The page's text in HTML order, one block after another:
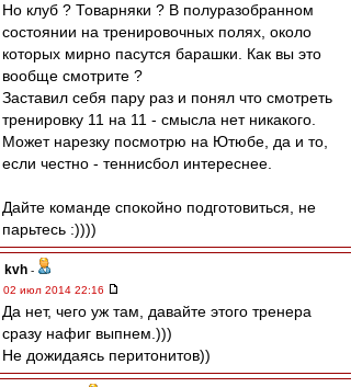
Но клуб ? Товарняки ? В полуразобранном
состоянии на тренировочных полях, около
которых мирно пасутся барашки. Как вы это
вообще смотрите ?
Заставил себя пару раз и понял что смотреть
тренировку 11 на 11 - смысла нет никакого.
Может нарезку посмотрю на Ютюбе, да и то,
если честно - теннисбол интереснее.
Дайте команде спокойно подготовиться, не
парьтесь :))))
kvh -
02 июл 2014 22:16
Да нет, чего уж там, давайте этого тренера
сразу нафиг выпнем.)))
Не дожидаясь перитонитов))